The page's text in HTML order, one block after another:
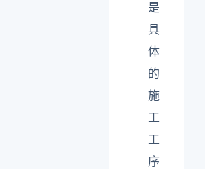
是
具
体
的
施
工
工
序